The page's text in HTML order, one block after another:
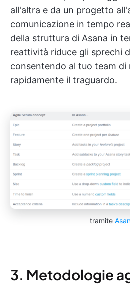
all'altra e da un progetto
comunicazione in tempo
della struttura di Asana in
reattività riduce gli sprechi
consentendo al tuo team di
rapidamente il traguardo.
tramite
3. Metodologie